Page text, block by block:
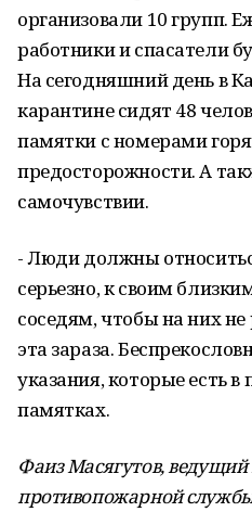
организовали 10 групп.
работники и спасатели
На сегодняшний день в
карантине сидят 48
памятки с номерами
предосторожности. А
самочувствии.
- Люди должны
серьезно, к своим
соседям, чтобы на них
эта зараза.
указания, которые есть
памятках.
Фаиз Масягутов,
противопожарной